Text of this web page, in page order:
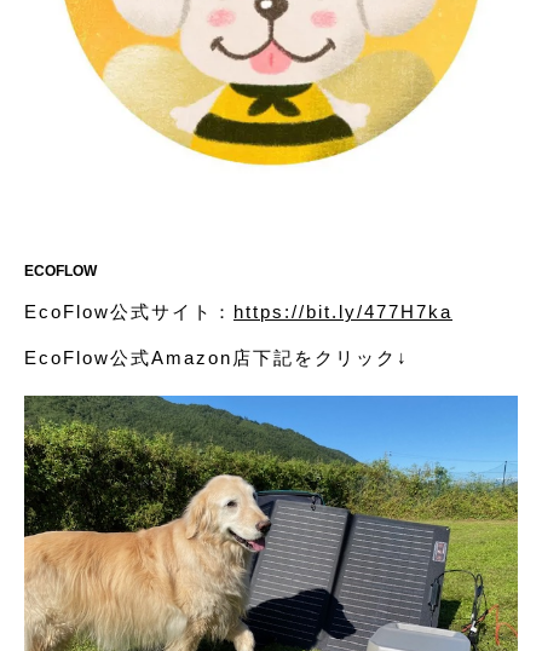
ECOFLOW
EcoFlow公式サイト： https://bit.ly/477H7ka
EcoFlow公式Amazon店下記をクリック↓